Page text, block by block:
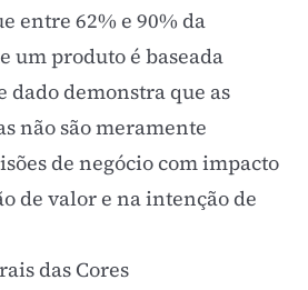
entre 62% e 90% da
um produto é baseada
dado demonstra que as
não são meramente
de negócio com impacto
de valor e na intenção de
das Cores